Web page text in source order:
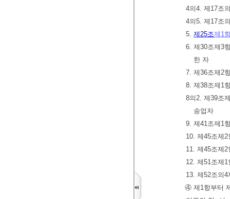
4의4. 제17조
4의5. 제17조
5. 제25조제1
6. 제30조제3
한 자
7. 제36조제2
8. 제38조제1
8의2. 제39조
송업자
9. 제41조제1
10. 제45조제
11. 제45조제
12. 제51조제
13. 제52조의
④ 제1항부터